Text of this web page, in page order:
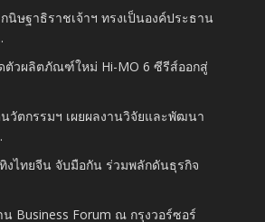
นิษฐาธิราชเจ้าฯ ทรงเป็นองค์ประธาน
ตัวผลิตภัณฑ์ใหม่ Hi-MO 6 ซีรีส์ออกสู่
วัตกรรมฯ เผยผลงานวิจัยและพัฒนา
งไทยจีน จับมือกัน ร่วมพลักดันธุรกิจ
น Business Forum ณ กรุงวอร์ซอร์